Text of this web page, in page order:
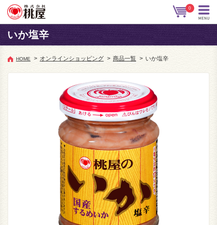
0
いか塩辛
HOME > オンラインショッピング > 商品一覧 > いか塩辛